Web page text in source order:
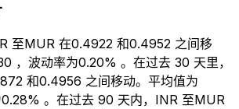
至MUR 在0.4922 和0.4952 之间移
，波动率为0.20% 。在过去 30 天里，
和0.4956 之间移动。平均值为
。在过去 90 天内，INR 至MUR